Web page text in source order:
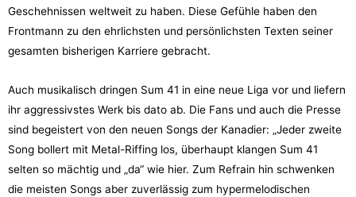
Geschehnissen weltweit zu haben. Diese Gefühle haben den
Frontmann zu den ehrlichsten und persönlichsten Texten seiner
gesamten bisherigen Karriere gebracht.
Auch musikalisch dringen Sum 41 in eine neue Liga vor und liefern
ihr aggressivstes Werk bis dato ab. Die Fans und auch die Presse
sind begeistert von den neuen Songs der Kanadier: „Jeder zweite
Song bollert mit Metal-Riffing los, überhaupt klangen Sum 41
selten so mächtig und „da“ wie hier. Zum Refrain hin schwenken
die meisten Songs aber zuverlässig zum hypermelodischen